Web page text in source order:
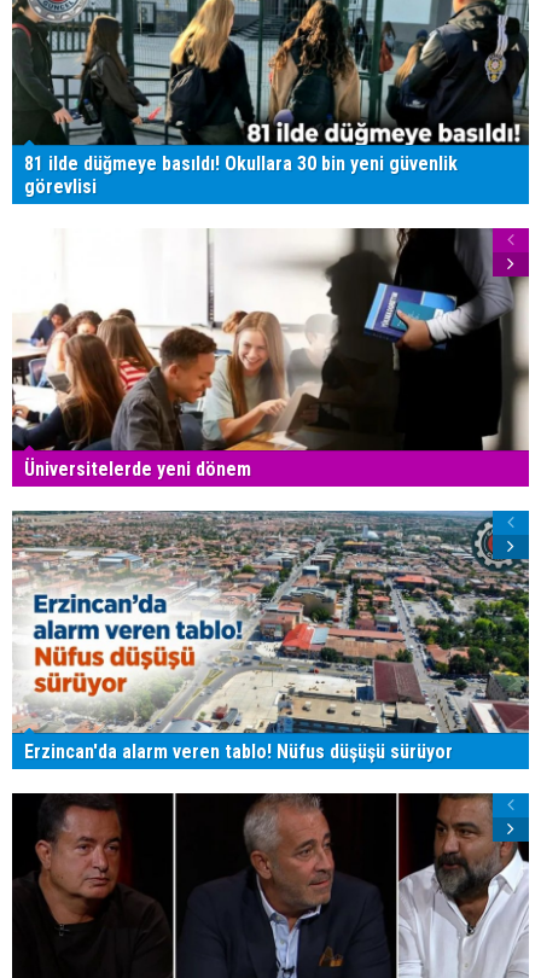
81 ilde düğmeye basıldı! Okullara 30 bin yeni güvenlik
görevlisi
Üniversitelerde yeni dönem
Erzincan'da alarm veren tablo! Nüfus düşüşü sürüyor